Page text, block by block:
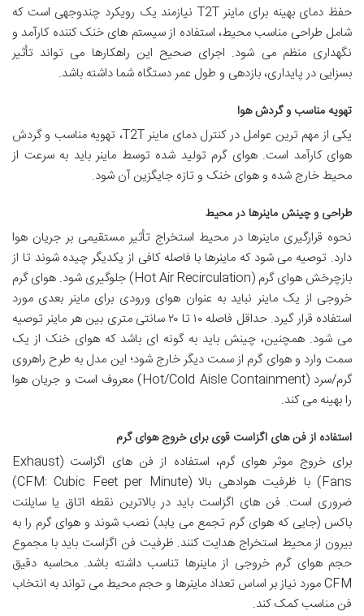
حفظ دمای بهینه برای ماینر T2T نیازمند یک رویکرد چندوجهی است که
شامل طراحی مناسب محیط، استفاده از سیستم های خنک کننده کارآمد و
نگهداری منظم می شود. اجرای صحیح این راهکارها می تواند تأثیر
بسزایی در پایداری، بازدهی و طول عمر دستگاه شما داشته باشد.
تهویه مناسب و گردش هوا
یکی از مهم ترین عوامل در کنترل دمای ماینر T2T، تهویه مناسب و گردش
هوای کارآمد است. هوای گرم تولید شده توسط ماینر باید به سرعت از
محیط خارج شده و هوای خنک و تازه جایگزین آن شود.
طراحی و چینش ماینرها در محیط
نحوه قرارگیری ماینرها در محیط استخراج تأثیر مستقیمی بر جریان هوا
دارد. توصیه می شود که ماینرها با فاصله کافی از یکدیگر چیده شوند تا از
بازچرخش هوای گرم (Hot Air Recirculation) جلوگیری شود. هوای گرم
خروجی از یک ماینر نباید به عنوان هوای ورودی برای ماینر بعدی مورد
استفاده قرار گیرد. حداقل فاصله ۱۰ تا ۲۰ سانتی متری بین هر ماینر توصیه
می شود. همچنین، چینش باید به گونه ای باشد که هوای خنک از یک
سمت وارد و هوای گرم از سمت دیگر خارج شود؛ این مدل به طرح راهروی
گرم/سرد (Hot/Cold Aisle Containment) معروف است و جریان هوا
را بهینه می کند.
استفاده از فن های اگزاست قوی برای خروج هوای گرم
برای خروج موثر هوای گرم، استفاده از فن های اگزاست (Exhaust
Fans) با ظرفیت هوادهی بالا (CFM: Cubic Feet per Minute)
ضروری است. فن های اگزاست باید در بالاترین نقطه اتاق یا سایلنت
باکس (جایی که هوای گرم تجمع می یابد) نصب شوند و هوای گرم را به
بیرون از محیط استخراج هدایت کنند. ظرفیت فن اگزاست باید با مجموع
حجم هوای گرم خروجی از ماینرها تناسب داشته باشد. محاسبه دقیق
CFM مورد نیاز بر اساس تعداد ماینرها و حجم محیط می تواند به انتخاب
فن مناسب کمک کند.